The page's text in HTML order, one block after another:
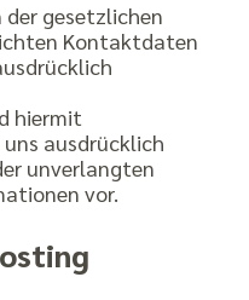
der gesetzlichen
Kontaktdaten
hiermit
ausdrücklich
unverlangten
vor.